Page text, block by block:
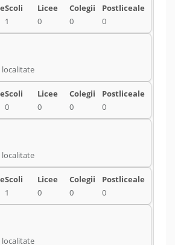
1 0 0 0
localitate
0 0 0 0
localitate
1 0 0 0
localitate